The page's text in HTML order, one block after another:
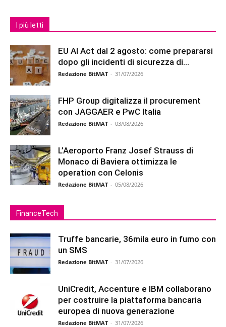
I più letti
EU AI Act dal 2 agosto: come prepararsi
dopo gli incidenti di sicurezza di...
Redazione BitMAT - 31/07/2026
FHP Group digitalizza il procurement
con JAGGAER e PwC Italia
Redazione BitMAT - 03/08/2026
L’Aeroporto Franz Josef Strauss di
Monaco di Baviera ottimizza le
operation con Celonis
Redazione BitMAT - 05/08/2026
FinanceTech
Truffe bancarie, 36mila euro in fumo con
un SMS
Redazione BitMAT - 31/07/2026
UniCredit, Accenture e IBM collaborano
per costruire la piattaforma bancaria
europea di nuova generazione
Redazione BitMAT - 31/07/2026